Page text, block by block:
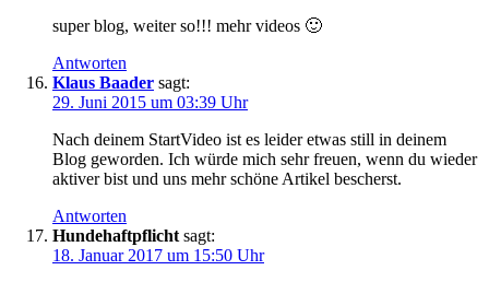
super blog, weiter so!!! mehr videos 🙂
Antworten
Klaus Baader sagt:
29. Juni 2015 um 03:39 Uhr
Nach deinem StartVideo ist es leider etwas still in deinem
Blog geworden. Ich würde mich sehr freuen, wenn du wieder
aktiver bist und uns mehr schöne Artikel bescherst.
Antworten
Hundehaftpflicht sagt:
18. Januar 2017 um 15:50 Uhr